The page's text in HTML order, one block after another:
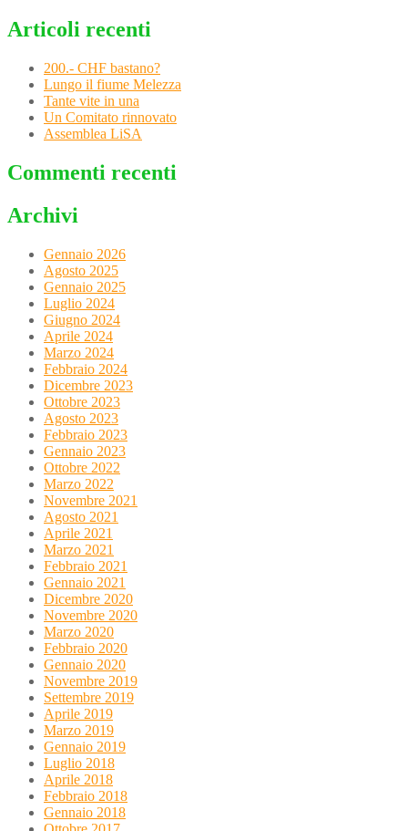
Articoli recenti
200.- CHF bastano?
Lungo il fiume Melezza
Tante vite in una
Un Comitato rinnovato
Assemblea LiSA
Commenti recenti
Archivi
Gennaio 2026
Agosto 2025
Gennaio 2025
Luglio 2024
Giugno 2024
Aprile 2024
Marzo 2024
Febbraio 2024
Dicembre 2023
Ottobre 2023
Agosto 2023
Febbraio 2023
Gennaio 2023
Ottobre 2022
Marzo 2022
Novembre 2021
Agosto 2021
Aprile 2021
Marzo 2021
Febbraio 2021
Gennaio 2021
Dicembre 2020
Novembre 2020
Marzo 2020
Febbraio 2020
Gennaio 2020
Novembre 2019
Settembre 2019
Aprile 2019
Marzo 2019
Gennaio 2019
Luglio 2018
Aprile 2018
Febbraio 2018
Gennaio 2018